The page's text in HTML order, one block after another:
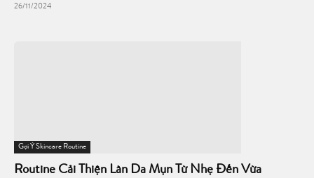
26/11/2024
Gợi Ý Skincare Routine
Routine Cải Thiện Làn Da Mụn Từ Nhẹ Đến Vừa